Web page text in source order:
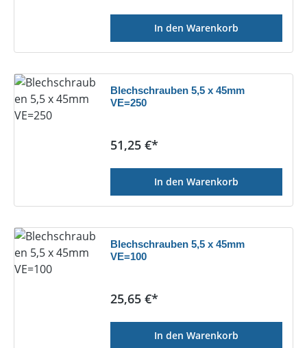
In den Warenkorb
Blechschrauben 5,5 x 45mm
VE=250
Regulärer Preis:
51,25 €*
In den Warenkorb
Blechschrauben 5,5 x 45mm
VE=100
Regulärer Preis:
25,65 €*
In den Warenkorb